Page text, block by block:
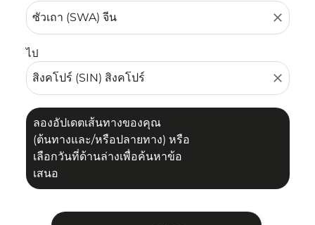
close
ไป
close
ลองอัปเดตเส้นทางของคุณ
(ต้นทางและ/หรือปลายทาง) หรือ
เลือกวันที่ด้านล่างเพื่อค้นหาข้อ
เสนอ